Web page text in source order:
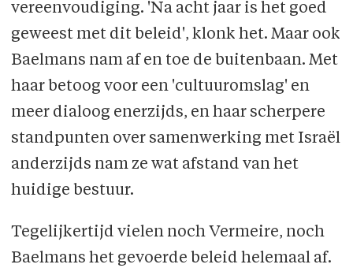
vereenvoudiging. 'Na acht jaar is het goed
geweest met dit beleid', klonk het. Maar ook
Baelmans nam af en toe de buitenbaan. Met
haar betoog voor een 'cultuuromslag' en
meer dialoog enerzijds, en haar scherpere
standpunten over samenwerking met Israël
anderzijds nam ze wat afstand van het
huidige bestuur.
Tegelijkertijd vielen noch Vermeire, noch
Baelmans het gevoerde beleid helemaal af.